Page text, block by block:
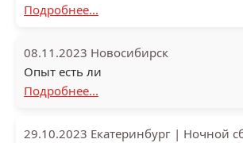
Подробнее...
08.11.2023 Новосибирск
Опыт есть ли
Подробнее...
29.10.2023 Екатеринбург | Ночной